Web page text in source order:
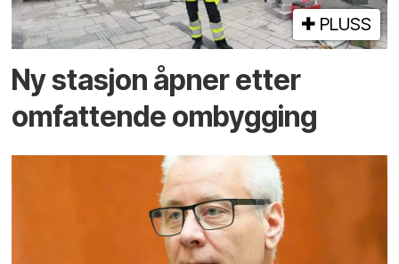
PLUSS
Ny stasjon åpner etter
omfattende ombygging